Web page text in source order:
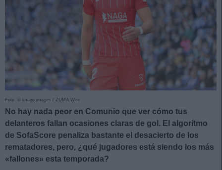
Foto: © imago images / ZUMA Wire
No hay nada peor en Comunio que ver cómo tus
delanteros fallan ocasiones claras de gol. El algoritmo
de SofaScore penaliza bastante el desacierto de los
rematadores, pero, ¿qué jugadores está siendo los más
«fallones» esta temporada?